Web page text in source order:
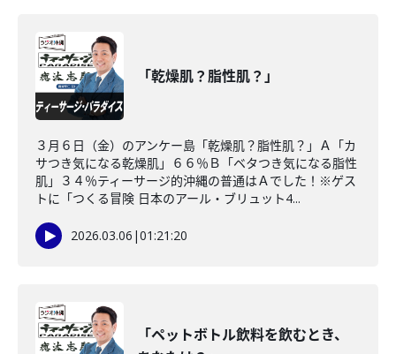
「乾燥肌？脂性肌？」
３月６日（金）のアンケー島「乾燥肌？脂性肌？」Ａ「カ
サつき気になる乾燥肌」６６％Ｂ「ベタつき気になる脂性
肌」３４％ティーサージ的沖縄の普通はＡでした！※ゲス
トに「つくる冒険 日本のアール・ブリュット4...
2026.03.06 |01:21:20
「ペットボトル飲料を飲むとき、